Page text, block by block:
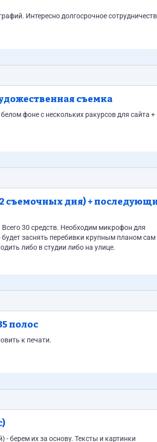
Интересно долгосрочное
съемка
фоне с нескольких ракурсов для сайта +
съемочных дня) +
микрофон для
заснять перебивки крупным планом сам
будет проходить либо в студии либо на улице.
полос
к печати.
берем их за основу. Тексты и картинки